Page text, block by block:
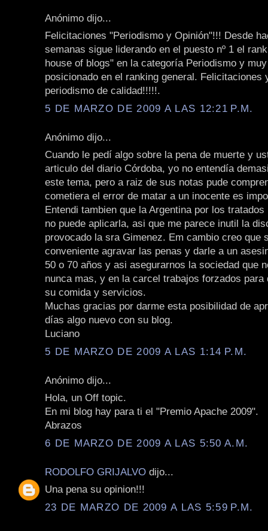
Anónimo dijo...
Felicitaciones "Periodismo y Opinión"!!! Desde
semanas sigue liderando en el puesto nº 1 el
house of blogs" en la categoría Periodismo y
posicionado en el ranking general. Felicitaciones
periodismo de calidad!!!!!.
5 DE MARZO DE 2009 A LAS 12:21 P.M.
Anónimo dijo...
Cuando le pedí algo sobre la pena de muerte y
articulo del diario Córdoba, yo no entendía
este tema, pero a raiz de sus notas pude
cometiera el error de matar a un inocente es
Entendi tambien que la Argentina por los
no puede aplicarla, asi que me parece inutil la
provocado la sra Gimenez. Em cambio creo que
conveniente agravar las penas y darle a un
50 o 70 años y asi asegurarnos la sociedad que
nunca mas, y en la carcel trabajos forzados para
su comida y servicios.
Muchas gracias por darme esta posibilidad de
días algo nuevo con su blog.
Luciano
5 DE MARZO DE 2009 A LAS 1:14 P.M.
Anónimo dijo...
Hola, un Off topic.
En mi blog hay para ti el "Premio Apache 2009".
Abrazos
6 DE MARZO DE 2009 A LAS 5:50 A.M.
RODOLFO GRIJALVO dijo...
Una pena su opinion!!!
23 DE MARZO DE 2009 A LAS 5:59 P.M.